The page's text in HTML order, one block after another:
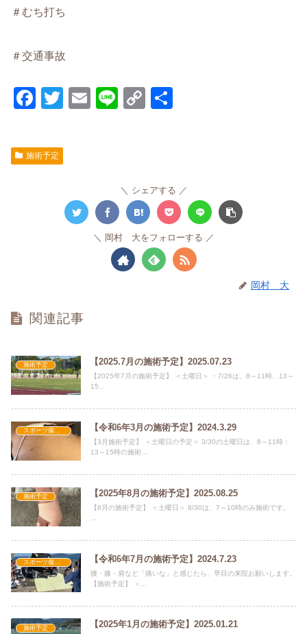
＃むち打ち
＃交通事故
F
c
e
T
E
Li
C
Li
n
k
施術予定
シェアする
岡村 大をフォローする
岡村 大
関連記事
施術予定 【2025.7月の施術予定】2025.07.23
【2025年7月の施術予定】 ＜土曜日＞ ・7/26は、8～11時、13～
15...
【令和6年3月の施術予定】2024.3.29
【3月施術予定】 ＜土曜日の予定＞ 3/30の土曜日は、8～11時：
13～15時の施術...
施術予定 【2025年8月の施術予定】2025.08.25
【8月の施術予定】 ＜土曜日＞ 8/30は、7～10時のみ施術です。
【令和6年7月の施術予定】2024.7.23
腰・膝・肩など「痛いな」と感じたら、早目の来院お願いします。
【施術予定】 ＜...
施術予定 【2025年1月の施術予定】2025.01.21